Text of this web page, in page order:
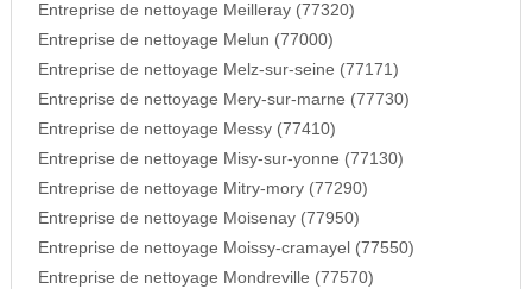
Entreprise de nettoyage Meilleray (77320)
Entreprise de nettoyage Melun (77000)
Entreprise de nettoyage Melz-sur-seine (77171)
Entreprise de nettoyage Mery-sur-marne (77730)
Entreprise de nettoyage Messy (77410)
Entreprise de nettoyage Misy-sur-yonne (77130)
Entreprise de nettoyage Mitry-mory (77290)
Entreprise de nettoyage Moisenay (77950)
Entreprise de nettoyage Moissy-cramayel (77550)
Entreprise de nettoyage Mondreville (77570)